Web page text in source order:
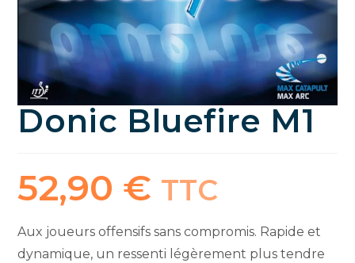
Donic Bluefire M1
52,90 € TTC
Aux joueurs offensifs sans compromis. Rapide et
dynamique, un ressenti légèrement plus tendre